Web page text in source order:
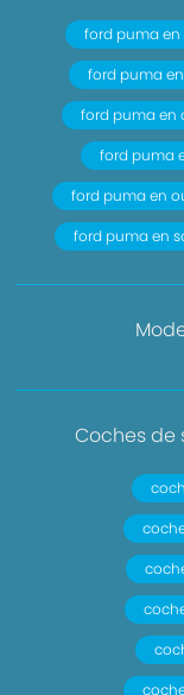
ford puma
ford puma
ford puma en
ford puma
ford puma en
ford puma en
Coches